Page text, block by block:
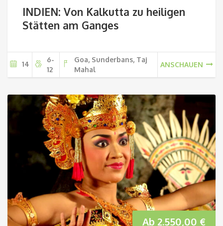
INDIEN: Von Kalkutta zu heiligen
Stätten am Ganges
14
6-
12
Goa, Sunderbans, Taj
Mahal
ANSCHAUEN
Ab 2.550,00 €